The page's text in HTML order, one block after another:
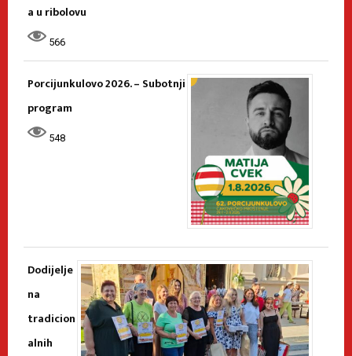
a u ribolovu
566
Porcijunkulovo 2026. – Subotnji
program
548
Dodijelje
na
tradicion
alnih